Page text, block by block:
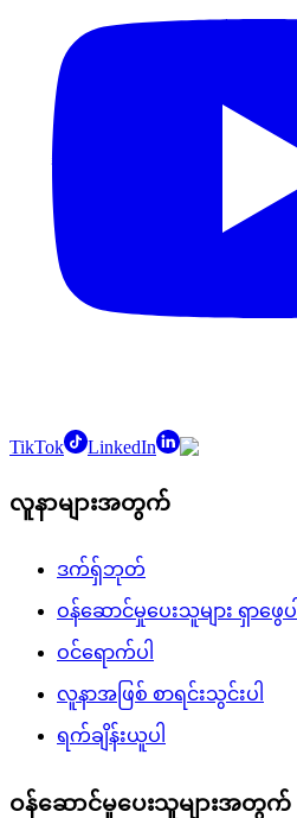
TikTok LinkedIn
လူနာများအတွက်
ဒက်ရှ်ဘုတ်
ဝန်ဆောင်မှုပေးသူများ ရှာဖွေပါ
ဝင်ရောက်ပါ
လူနာအဖြစ် စာရင်းသွင်းပါ
ရက်ချိန်းယူပါ
ဝန်ဆောင်မှုပေးသူများအတွက်